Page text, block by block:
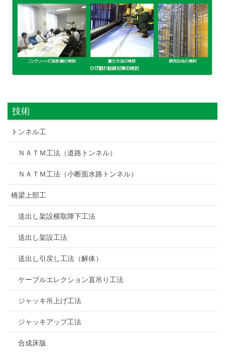
技術
トンネル工
ＮＡＴＭ工法（道路トンネル）
ＮＡＴＭ工法（小断面水路トンネル）
橋梁上部工
送出し架設横取降下工法
送出し架設工法
送出し引戻し工法（解体）
ケーブルエレクション直吊り工法
ジャッキ吊上げ工法
ジャッキアップ工法
合成床版